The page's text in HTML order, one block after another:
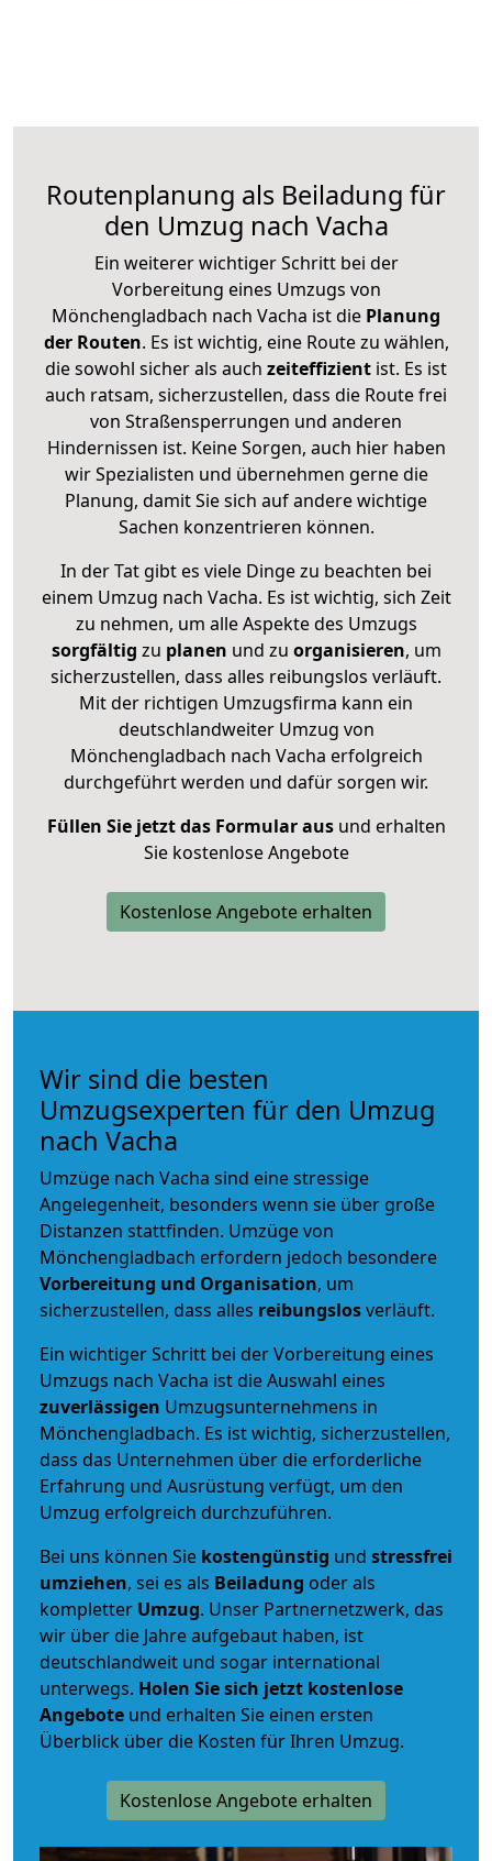
Routenplanung als Beiladung für
den Umzug nach Vacha
Ein weiterer wichtiger Schritt bei der
Vorbereitung eines Umzugs von
Mönchengladbach nach Vacha ist die Planung
der Routen. Es ist wichtig, eine Route zu wählen,
die sowohl sicher als auch zeiteffizient ist. Es ist
auch ratsam, sicherzustellen, dass die Route frei
von Straßensperrungen und anderen
Hindernissen ist. Keine Sorgen, auch hier haben
wir Spezialisten und übernehmen gerne die
Planung, damit Sie sich auf andere wichtige
Sachen konzentrieren können.
In der Tat gibt es viele Dinge zu beachten bei
einem Umzug nach Vacha. Es ist wichtig, sich Zeit
zu nehmen, um alle Aspekte des Umzugs
sorgfältig zu planen und zu organisieren, um
sicherzustellen, dass alles reibungslos verläuft.
Mit der richtigen Umzugsfirma kann ein
deutschlandweiter Umzug von
Mönchengladbach nach Vacha erfolgreich
durchgeführt werden und dafür sorgen wir.
Füllen Sie jetzt das Formular ausund erhalten
Sie kostenlose Angebote
Kostenlose Angebote erhalten
Wir sind die besten
Umzugsexperten für den Umzug
nach Vacha
Umzüge nach Vacha sind eine stressige
Angelegenheit, besonders wenn sie über große
Distanzen stattfinden. Umzüge von
Mönchengladbach erfordern jedoch besondere
Vorbereitung und Organisation, um
sicherzustellen, dass alles reibungslosverläuft.
Ein wichtiger Schritt bei der Vorbereitung eines
Umzugs nach Vacha ist die Auswahl eines
zuverlässigen Umzugsunternehmens in
Mönchengladbach. Es ist wichtig, sicherzustellen,
dass das Unternehmen über die erforderliche
Erfahrung und Ausrüstung verfügt, um den
Umzug erfolgreich durchzuführen.
Bei uns können Sie kostengünstig und stressfrei
umziehen, sei es als Beiladung oder als
kompletter Umzug. Unser Partnernetzwerk, das
wir über die Jahre aufgebaut haben, ist
deutschlandweit und sogar international
unterwegs. Holen Sie sich jetzt kostenlose
Angebote und erhalten Sie einen ersten
Überblick über die Kosten für Ihren Umzug.
Kostenlose Angebote erhalten